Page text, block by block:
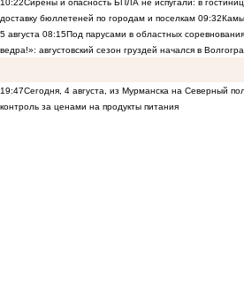
10:22Сирены и опасность БПЛА не испугали: в
доставку бюллетеней по городам и поселкам 09:32
5 августа 08:15Под парусами в областных
ведра!»: августовский сезон груздей начался в
19:47Сегодня, 4 августа, из Мурманска на Северный
контроль за ценами на продукты питания